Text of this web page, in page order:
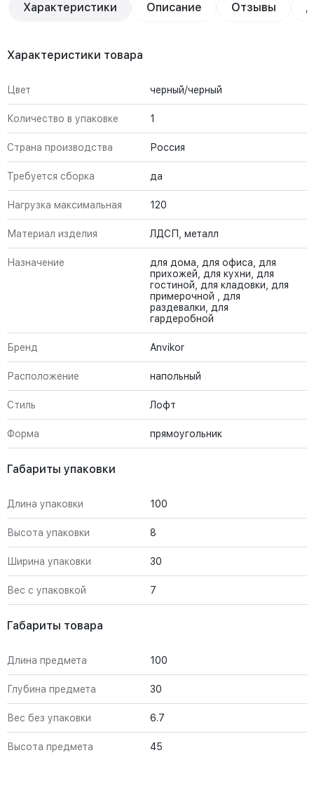
Характеристики Описание Отзывы
Характеристики товара
Цвет черный/черный
Количество в упаковке 1
Страна производства Россия
Требуется сборка да
Нагрузка максимальная 120
Материал изделия ЛДСП, металл
Назначение
для дома, для офиса, для
прихожей, для кухни, для
гостиной, для кладовки, для
примерочной , для
раздевалки, для
гардеробной
Бренд Anvikor
Расположение напольный
Стиль Лофт
Форма прямоугольник
Габариты упаковки
Длина упаковки 100
Высота упаковки 8
Ширина упаковки 30
Вес с упаковкой 7
Габариты товара
Длина предмета 100
Глубина предмета 30
Вес без упаковки 6.7
Высота предмета 45